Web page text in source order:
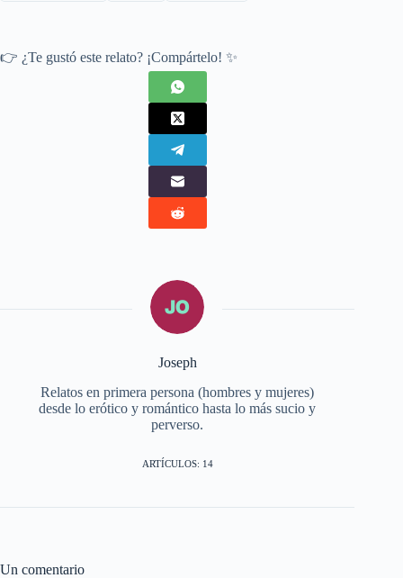
👉 ¿Te gustó este relato? ¡Compártelo! ✨
Joseph
Relatos en primera persona (hombres y mujeres)
desde lo erótico y romántico hasta lo más sucio y
perverso.
ARTÍCULOS: 14
Un comentario